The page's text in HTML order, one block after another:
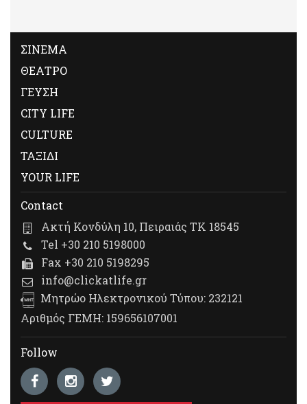
ΣΙΝΕΜΑ
ΘΕΑΤΡΟ
ΓΕΥΣΗ
CITY LIFE
CULTURE
ΤΑΞΙΔΙ
YOUR LIFE
Contact
Ακτή Κονδύλη 10, Πειραιάς ΤΚ 18545
Tel +30 210 5198000
Fax +30 210 5198295
info@clickatlife.gr
Μητρώο Ηλεκτρονικού Τύπου: 232121
Αριθμός ΓΕΜΗ: 159656107001
Follow